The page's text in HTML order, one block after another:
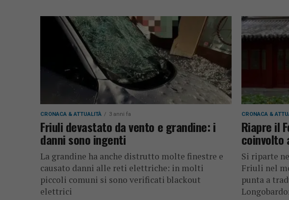
CRONACA & ATTUALITÀ 3 anni fa
Friuli devastato da vento e grandine: i
danni sono ingenti
La grandine ha anche distrutto molte finestre e
causato danni alle reti elettriche: in molti
piccoli comuni si sono verificati blackout
elettrici
CRONACA &
Riapre il
coinvolto
Si riparte
Friuli nel
punta a